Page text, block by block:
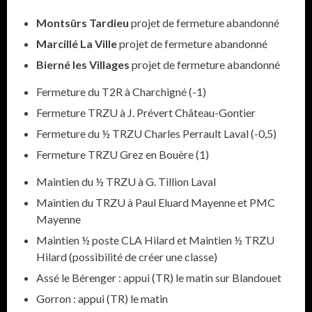
Montsûrs Tardieu projet de fermeture abandonné
Marcillé La Villeprojet de fermeture abandonné
Bierné les Villages projet de fermeture abandonné
Fermeture du T2R à Charchigné (-1)
Fermeture TRZU à J. Prévert Château-Gontier
Fermeture du ½ TRZU Charles Perrault Laval (-0,5)
Fermeture TRZU Grez en Bouère (1)
Maintien du ½ TRZU à G. Tillion Laval
Maintien du TRZU à Paul Eluard Mayenne et PMC
Mayenne
Maintien ½ poste CLA Hilard et Maintien ½ TRZU
Hilard (possibilité de créer une classe)
Assé le Bérenger : appui (TR) le matin sur Blandouet
Gorron : appui (TR) le matin